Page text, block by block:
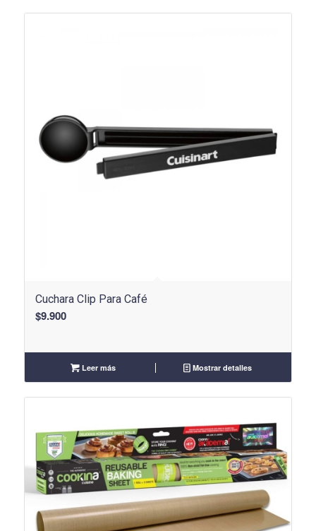
Cuchara Clip Para Café
$9.900
Leer más Mostrar detalles